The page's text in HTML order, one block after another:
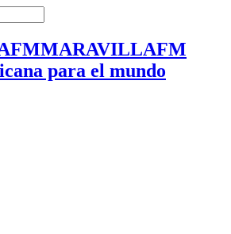
MARAVILLAFM
para el mundo